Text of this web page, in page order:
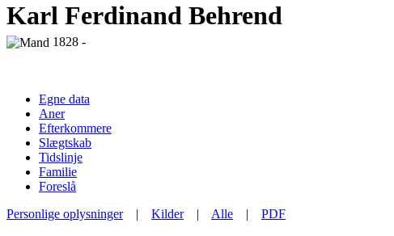
Karl Ferdinand Behrend
1828 -
Egne data
Aner
Efterkommere
Slægtskab
Tidslinje
Familie
Foreslå
Personlige oplysninger| Kilder| Alle | PDF